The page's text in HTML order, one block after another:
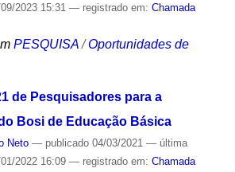
2023 15:31 — registrado em: Chamada
PESQUISA /Oportunidades de
de Pesquisadores para a
Bosi de Educação Básica
Neto — publicado04/03/2021 — última
2022 16:09 — registrado em: Chamada